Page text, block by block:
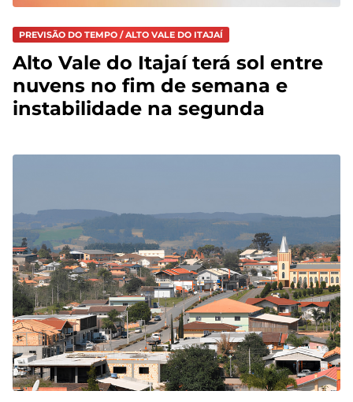
PREVISÃO DO TEMPO / ALTO VALE DO ITAJAÍ
Alto Vale do Itajaí terá sol entre
nuvens no fim de semana e
instabilidade na segunda